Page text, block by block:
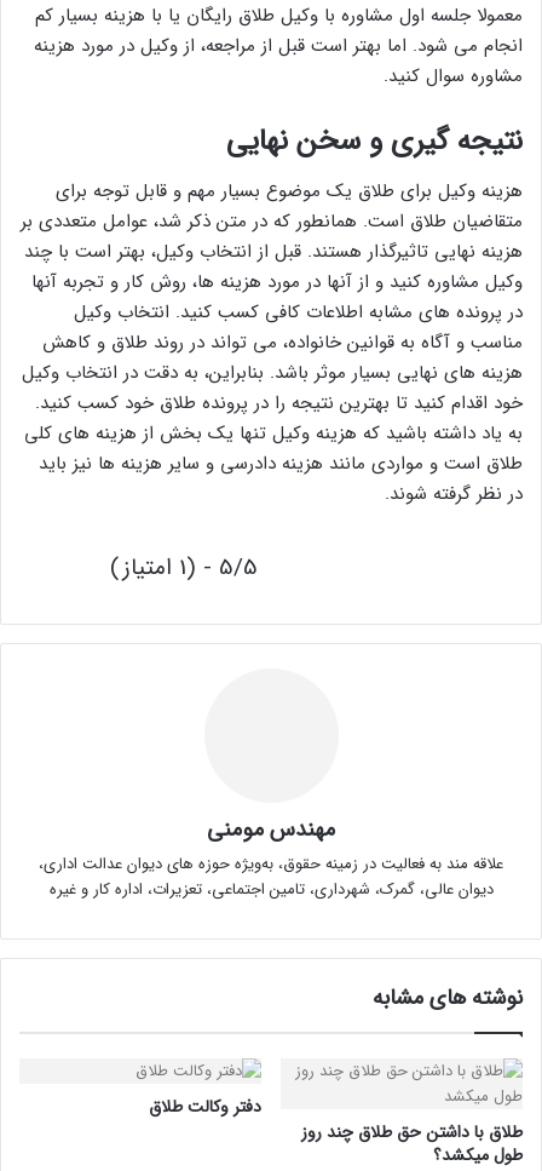
معمولا جلسه اول مشاوره با وکیل طلاق رایگان یا با هزینه بسیار کم
انجام می شود. اما بهتر است قبل از مراجعه، از وکیل در مورد هزینه
مشاوره سوال کنید.
نتیجه گیری و سخن نهایی
هزینه وکیل برای طلاق یک موضوع بسیار مهم و قابل توجه برای
متقاضیان طلاق است. همانطور که در متن ذکر شد، عوامل متعددی بر
هزینه نهایی تاثیرگذار هستند. قبل از انتخاب وکیل، بهتر است با چند
وکیل مشاوره کنید و از آنها در مورد هزینه ها، روش کار و تجربه آنها
در پرونده های مشابه اطلاعات کافی کسب کنید. انتخاب وکیل
مناسب و آگاه به قوانین خانواده، می تواند در روند طلاق و کاهش
هزینه های نهایی بسیار موثر باشد. بنابراین، به دقت در انتخاب وکیل
خود اقدام کنید تا بهترین نتیجه را در پرونده طلاق خود کسب کنید.
به یاد داشته باشید که هزینه وکیل تنها یک بخش از هزینه های کلی
طلاق است و مواردی مانند هزینه دادرسی و سایر هزینه ها نیز باید
در نظر گرفته شوند.
5/5 - (1 امتیاز)
مهندس مومنی
علاقه مند به فعالیت در زمینه حقوق، به‌ویژه حوزه های دیوان عدالت اداری،
دیوان عالی، گمرک، شهرداری، تامین اجتماعی، تعزیرات، اداره کار و غیره
نوشته های مشابه
طلاق با داشتن حق طلاق چند روز
طول میکشد؟
دفتر وکالت طلاق